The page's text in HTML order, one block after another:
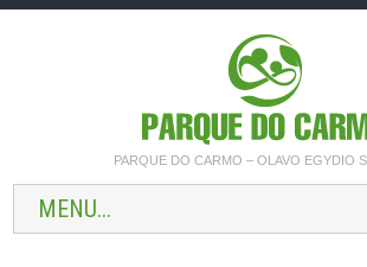
PARQUE DO CARMO – OLAVO EGYDIO
MENU...